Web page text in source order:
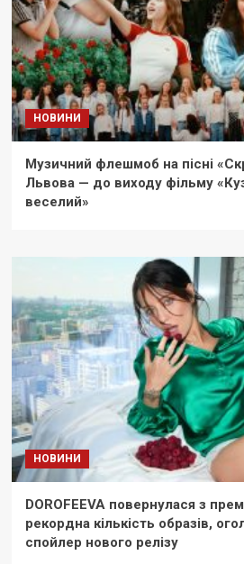
НОВИНИ
Музичний флешмоб на пісні
Львова — до виходу фільму
веселий»
НОВИНИ
DOROFEEVA повернулася з
рекордна кількість образів,
спойлер нового релізу